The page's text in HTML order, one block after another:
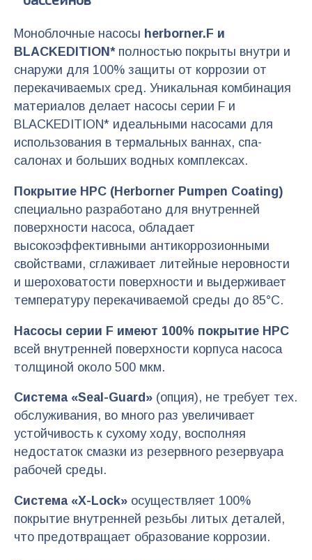
Моноблочные насосы herborner.F и
BLACKEDITION*полностью покрыты внутри и
снаружи для 100% защиты от коррозии от
перекачиваемых сред. Уникальная комбинация
материалов делает насосы серии F и
BLACKEDITION* идеальными насосами для
использования в термальных ваннах, спа-
салонах и больших водных комплексах.
Покрытие HPC (Herborner Pumpen Coating)
специально разработано для внутренней
поверхности насоса, обладает
высокоэффективными антикоррозионными
свойствами, сглаживает литейные неровности
и шероховатости поверхности и выдерживает
температуру перекачиваемой среды до 85°C.
Насосы серии F имеют 100% покрытие HPC
всей внутренней поверхности корпуса насоса
толщиной около 500 мкм.
Система «Seal-Guard» (опция), не требует тех.
обслуживания, во много раз увеличивает
устойчивость к сухому ходу, восполняя
недостаток смазки из резервного резервуара
рабочей среды.
Система «X-Lock» осуществляет 100%
покрытие внутренней резьбы литых деталей,
что предотвращает образование коррозии.